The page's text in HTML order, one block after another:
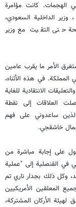
الهجمات. كانت مؤامرة
وزير الداخلية السعودي،
حتى التقيت مع وزير
الأمر ما يقرب عامين
المملكة. في هذه الأثناء،
الانتقادية للغاية
العلاقات إلى نقطة
ساعدوني على فهم
جمال خاشقجي.
على إجابة مباشرة من
في القنصلية إلى "عملية
وكل ذلك بجدار ناري تم
المعلقين الأمريكيين
لهيئة الأركان المشتركة،